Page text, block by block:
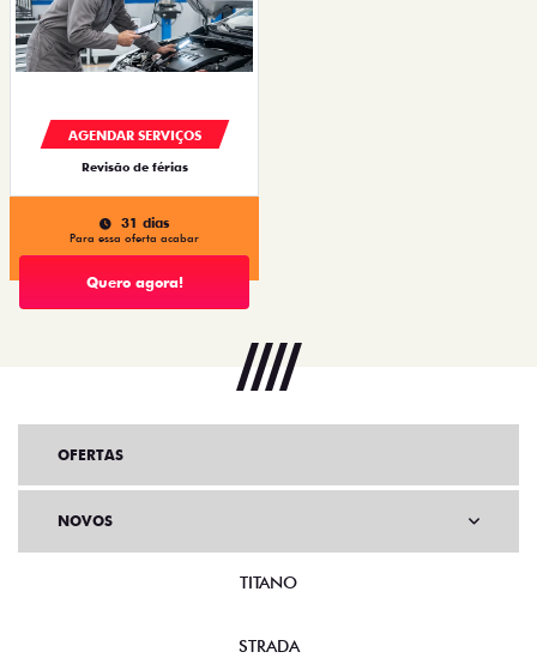
AGENDAR SERVIÇOS
Revisão de férias
31 dias
Para essa oferta acabar
Quero agora!
OFERTAS
NOVOS
TITANO
STRADA